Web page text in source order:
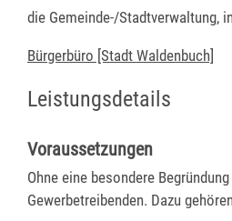
die Gemeinde-/Stadtverwaltung,
Bürgerbüro [Stadt Waldenbuch]
Leistungsdetails
Voraussetzungen
Ohne eine besondere
Gewerbetreibenden. Dazu gehören